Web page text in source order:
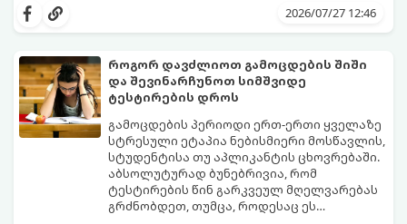
ფაქტს იმის შესახებ, თუ როგორ მუშაობს
მათ ყოველდღიურ ცხოვრებაში.
2026/07/27 12:46
როგორ დავძლიოთ გამოცდების შიში
და შევინარჩუნოთ სიმშვიდე
ტესტირების დროს
გამოცდების პერიოდი ერთ-ერთი ყველაზე
სტრესული ეტაპია ნებისმიერი მოსწავლის,
სტუდენტისა თუ აპლიკანტის ცხოვრებაში.
აბსოლუტურად ბუნებრივია, რომ
ტესტირების წინ გარკვეულ მღელვარებას
გრძნობდეთ, თუმცა, როდესაც ეს